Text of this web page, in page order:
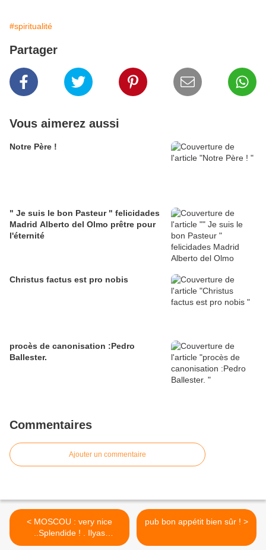
#spiritualité
Partager
Vous aimerez aussi
Notre Père !
" Je suis le bon Pasteur " felicidades
Madrid Alberto del Olmo prêtre pour
l'éternité
Christus factus est pro nobis
procès de canonisation :Pedro
Ballester.
Commentaires
Ajouter un commentaire
< MOSCOU : very nice
..Splendide ! . Ilyas
Nevretdinov 11 ans Ave
pub bon appétit bien sûr ! >